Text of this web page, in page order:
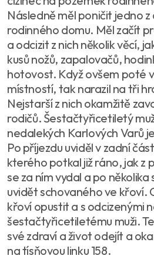
Následně měl poničit jedno
rodinného domu. Měl začít
a odcizit z nich několik věcí,
kusů nožů, zapalovačů,
hotovost. Když ovšem poté
místností, tak narazil na tři
Nejstarší z nich okamžitě
rodičů. Šestačtyřicetiletý
nedalekých Karlových Varů
Po příjezdu uviděl v zadní
kterého potkal již ráno, jak z
se za ním vydal a po
uvidět schovaného ve křoví.
křoví opustit a s odcizenými
šestačtyřicetiletému muži.
své zdraví a život odejít a
na tísňovou linku 158.